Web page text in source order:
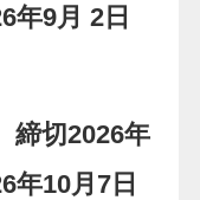
9月 2日
切2026年
10月7日